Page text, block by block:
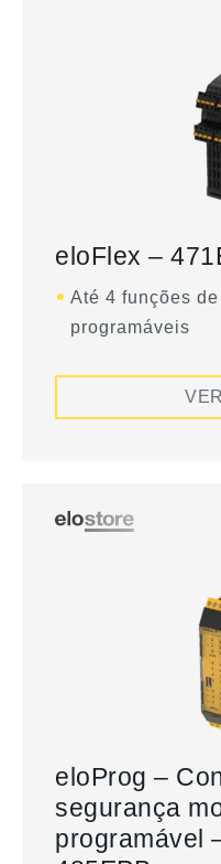
eloFlex –
Até 4 funções
programáveis
VER
eloProg –
segurança
programável